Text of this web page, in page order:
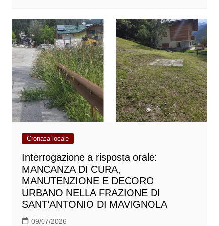
Cronaca locale
Interrogazione a risposta orale:
MANCANZA DI CURA,
MANUTENZIONE E DECORO
URBANO NELLA FRAZIONE DI
SANT’ANTONIO DI MAVIGNOLA
09/07/2026